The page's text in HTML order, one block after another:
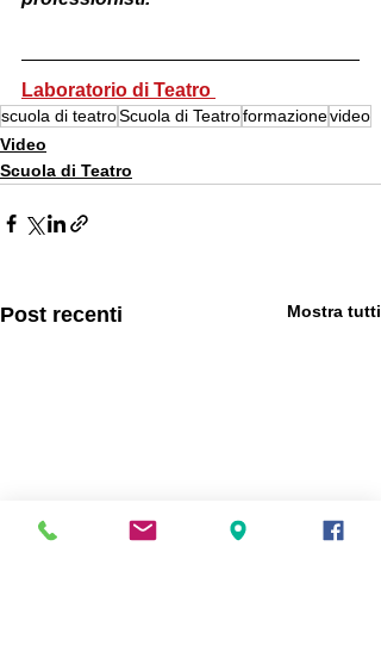
Laboratorio di Teatro
scuola di teatroScuola di Teatroformazionevideo
Video
Scuola di Teatro
Post recenti Mostra tutti